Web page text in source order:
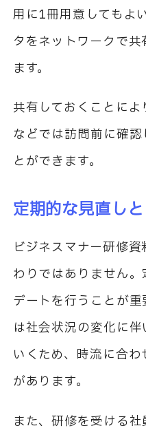
用に1冊用意してもよ
タをネットワークで
ます。
共有しておくことに
などでは訪問前に確
とができます。
定期的な見直し
ビジネスマナー研修
わりではありません
デートを行うことが
は社会状況の変化に
いくため、時流に合
があります。
また、研修を受ける